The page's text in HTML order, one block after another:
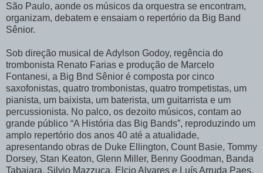
São Paulo, aonde os músicos da orquestra se encontram,
organizam, debatem e ensaiam o repertório da Big Band
Sênior.
Sob direção musical de Adylson Godoy, regência do
trombonista Renato Farias e produção de Marcelo
Fontanesi, a Big Bnd Sênior é composta por cinco
saxofonistas, quatro trombonistas, quatro trompetistas, um
pianista, um baixista, um baterista, um guitarrista e um
percussionista. No palco, os dezoito músicos, contam ao
grande público “A História das Big Bands”, reproduzindo um
amplo repertório dos anos 40 até a atualidade,
apresentando obras de Duke Ellington, Count Basie, Tommy
Dorsey, Stan Keaton, Glenn Miller, Benny Goodman, Banda
Tabajara, Silvio Mazzuca, Elcio Alvares e Luís Arruda Paes,